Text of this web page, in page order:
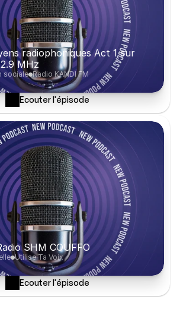
radiophoniques Act 1 sur
MHz
Radio KANDI FM
sociale
Ecouter l'épisode
SHM COUFFO
Utilise Ta Voix
Ecouter l'épisode